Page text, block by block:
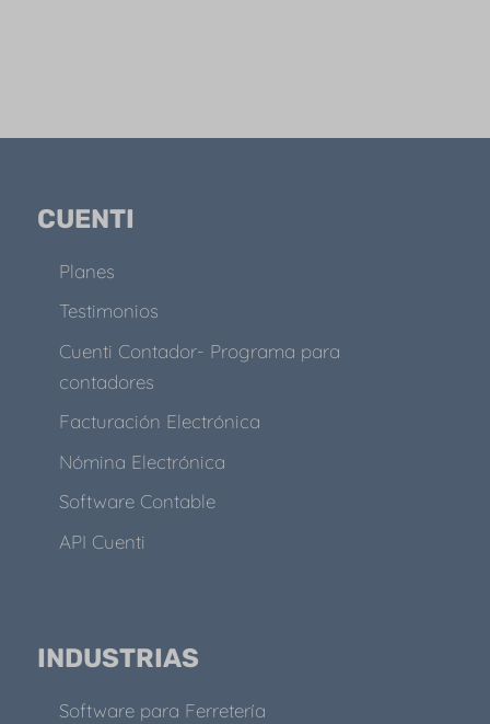
CUENTI
Planes
Testimonios
Cuenti Contador- Programa para
contadores
Facturación Electrónica
Nómina Electrónica
Software Contable
API Cuenti
INDUSTRIAS
Software para Ferretería